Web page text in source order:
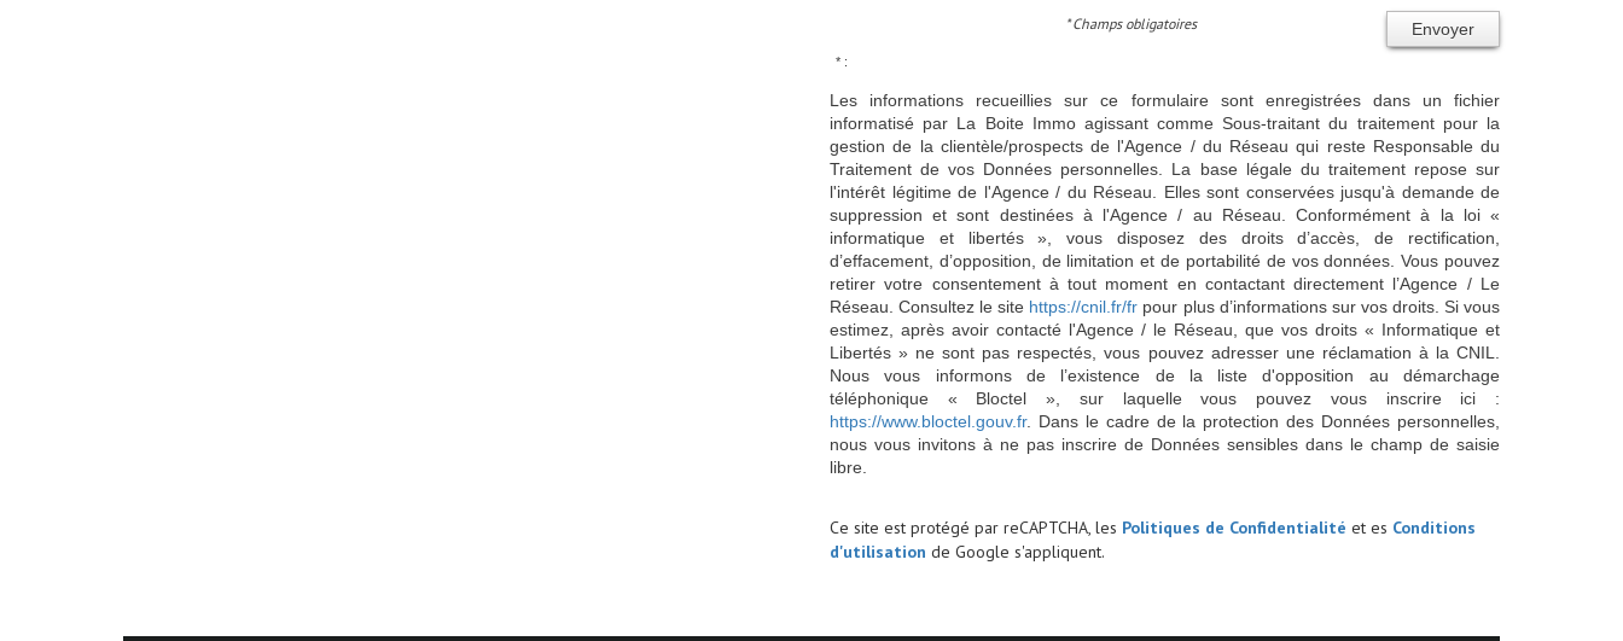
Envoyer
* Champs obligatoires
* :
Les informations recueillies sur ce formulaire sont enregistrées dans un fichier
informatisé par La Boite Immo agissant comme Sous-traitant du traitement pour la
gestion de la clientèle/prospects de l'Agence / du Réseau qui reste Responsable du
Traitement de vos Données personnelles. La base légale du traitement repose sur
l'intérêt légitime de l'Agence / du Réseau. Elles sont conservées jusqu'à demande de
suppression et sont destinées à l'Agence / au Réseau. Conformément à la loi «
informatique et libertés », vous disposez des droits d’accès, de rectification,
d’effacement, d’opposition, de limitation et de portabilité de vos données. Vous pouvez
retirer votre consentement à tout moment en contactant directement l’Agence / Le
Réseau. Consultez le site https://cnil.fr/fr pour plus d’informations sur vos droits. Si vous
estimez, après avoir contacté l'Agence / le Réseau, que vos droits « Informatique et
Libertés » ne sont pas respectés, vous pouvez adresser une réclamation à la CNIL.
Nous vous informons de l’existence de la liste d'opposition au démarchage
téléphonique « Bloctel », sur laquelle vous pouvez vous inscrire ici :
https://www.bloctel.gouv.fr. Dans le cadre de la protection des Données personnelles,
nous vous invitons à ne pas inscrire de Données sensibles dans le champ de saisie
libre.
Ce site est protégé par reCAPTCHA, les Politiques de Confidentialité et es Conditions
d'utilisation de Google s'appliquent.